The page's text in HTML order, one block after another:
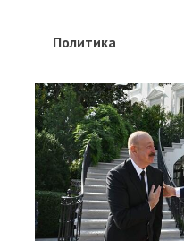
Политика